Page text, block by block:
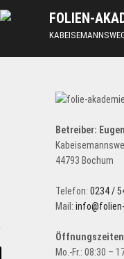
FOLIEN-
Betreiber:
44793 Bochum
Telefon: 0234 /
Mail:
Mo.-Fr.: 08:30 –